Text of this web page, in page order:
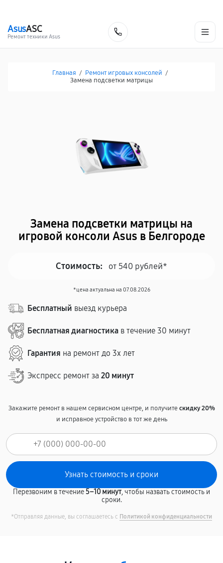
AsusASC
Ремонт техники Asus
Главная / Ремонт игровых консолей /
Замена подсветки матрицы
Замена подсветки матрицы на
игровой консоли Asus в Белгороде
Стоимость: от 540 рублей*
*цена актуальна на 07.08.2026
Бесплатный выезд курьера
Бесплатная диагностика в течение 30 минут
Гарантия на ремонт до 3х лет
Экспресс ремонт за 20 минут
Закажите ремонт в нашем сервисном центре, и получитескидку 20%
и исправное устройство в тот же день
Перезвоним в течение5–10 минут, чтобы назвать стоимость и
сроки.
*Отправляя данные, вы соглашаетесь с Политикой конфиденциальности